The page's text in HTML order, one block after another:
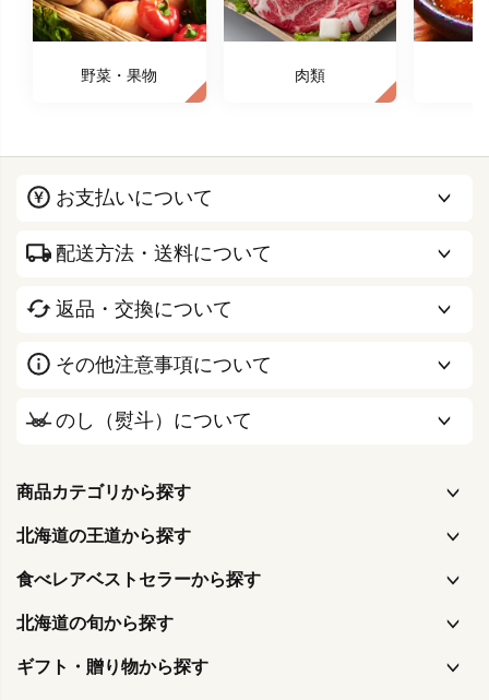
野菜・果物 肉類
お支払いについて
配送方法・送料について
返品・交換について
その他注意事項について
のし（熨斗）について
商品カテゴリから探す
北海道の王道から探す
食べレアベストセラーから探す
北海道の旬から探す
ギフト・贈り物から探す